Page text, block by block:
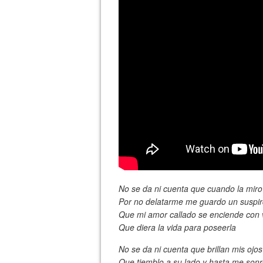
No se da ni cuenta que cuando la miro
Por no delatarme me guardo un
Que mi amor callado se enciende con
Que diera la vida para poseerla
No se da ni cuenta que brillan mis ojos